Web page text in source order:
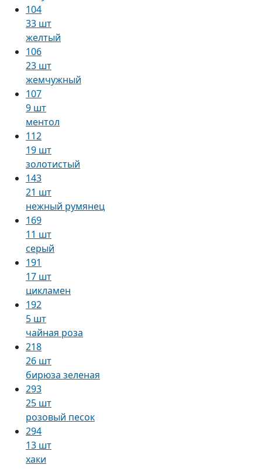
104
33 шт
желтый
106
23 шт
жемчужный
107
9 шт
ментол
112
19 шт
золотистый
143
21 шт
нежный румянец
169
11 шт
серый
191
17 шт
цикламен
192
5 шт
чайная роза
218
26 шт
бирюза зеленая
293
25 шт
розовый песок
294
13 шт
хаки